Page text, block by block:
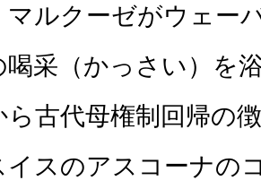
マルクーゼがウェー
采（かっさい）を
ら古代母権制回帰の
イスのアスコーナの